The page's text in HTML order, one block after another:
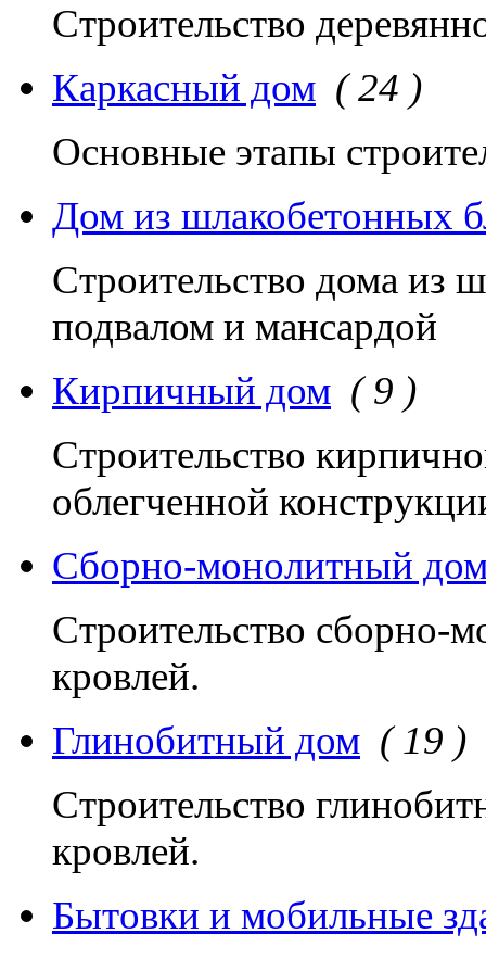
Строительство
Каркасный дом ( 24 )
Основные этапы
Дом из шлакобетонных
Строительство дома из
подвалом и мансардой
Кирпичный дом ( 9 )
Строительство
облегченной
Сборно-монолитный
Строительство сборно-
кровлей.
Глинобитный дом ( 19 )
Строительство
кровлей.
Бытовки и мобильные